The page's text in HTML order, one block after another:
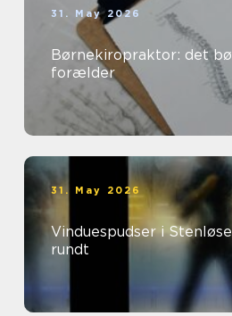
31. May 2026
Børnekiropraktor: det
forælder
31. May 2026
Vinduespudser i
rundt